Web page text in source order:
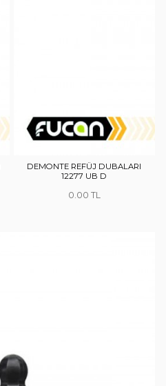
DEMONTE REFÜJ DUBALARI
12277 UB D
0.00